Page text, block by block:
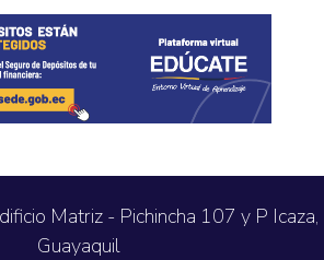
Matriz - Pichincha 107 y P Icaza,
Guayaquil